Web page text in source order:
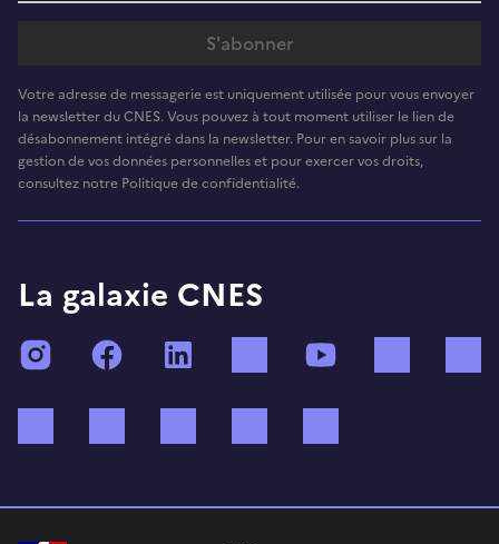
Votre adresse de messagerie est uniquement utilisée pour vous envoyer
la newsletter du CNES. Vous pouvez à tout moment utiliser le lien de
désabonnement intégré dans la newsletter. Pour en savoir plus sur la
gestion de vos données personnelles et pour exercer vos droits,
consultez notre Politique de confidentialité.
La galaxie CNES
InstagramFacebook TikTok